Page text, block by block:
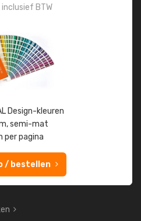
inclusief BTW
Design-kleuren
semi-mat
per pagina
/ bestellen